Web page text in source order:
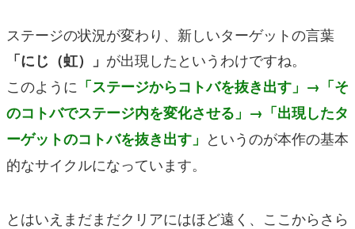
ステージの状況が変わり、新しいターゲットの言葉
「にじ（虹）」 が出現したというわけですね。
このように 「ステージからコトバを抜き出す」→「そ
のコトバでステージ内を変化させる」→「出現したタ
ーゲットのコトバを抜き出す」 というのが本作の基本
的なサイクルになっています。
とはいえまだまだクリアにはほど遠く、ここからさら